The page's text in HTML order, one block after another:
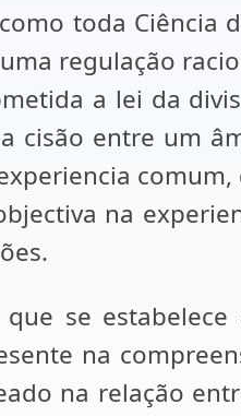
toda Ciência
regulação
a lei da
cisão entre um
comum,
na
se
na
na relação